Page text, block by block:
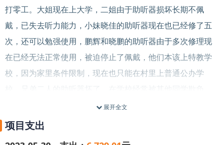
打零工。大姐现在上大学，二姐由于助听器损坏长期不佩
戴，已失去听力能力，小妹晓佳的助听器现在也已经修了五
次，还可以勉强使用，鹏辉和晓鹏的助听器由于多次修理现
在已经无法正常使用，被迫停止了佩戴，他们本该上特教学
校，因为家里条件限制，现在也只能在村里上普通公办学
被嘲笑为小聋子、小哑巴；听力障碍导致兄弟二人不愿意去
学校上学，身心灵上受到打击；看到这样情况，父母亲也很
展开全文
项目支出